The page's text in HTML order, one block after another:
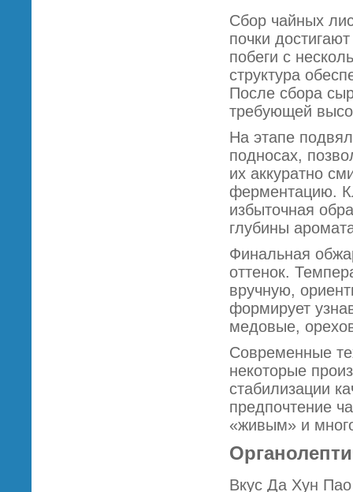
Сбор чайных
почки
побеги с
структура
После сбора
требующей
На этапе
подносах,
их аккуратно
ферментацию.
избыточная
глубины
Финальная
оттенок.
вручную,
формирует
медовые,
Современные
некоторые
стабилизации
предпочтение
«живым» и
Вкус Да Хун Пао